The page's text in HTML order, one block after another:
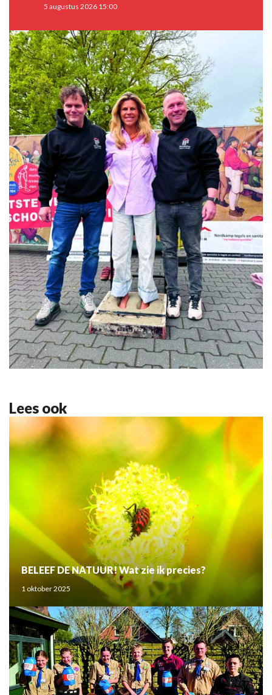
5 augustus 2026 15:00
Lees ook
BELEEF DE NATUUR! Wat zie ik precies?
1 oktober 2025